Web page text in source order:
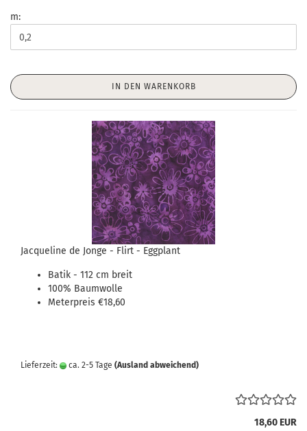
m:
IN DEN WARENKORB
Jacqueline de Jonge - Flirt - Eggplant
Batik - 112 cm breit
100% Baumwolle
Meterpreis €18,60
Lieferzeit: ca. 2-5 Tage (Ausland abweichend)
18,60 EUR